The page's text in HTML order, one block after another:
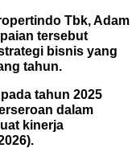
Tbk, Adam
tersebut
bisnis yang
tahun.
tahun 2025
dalam
kinerja